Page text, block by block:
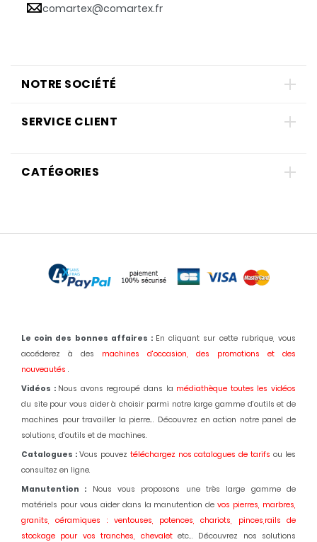
comartex@comartex.fr
NOTRE SOCIÉTÉ
SERVICE CLIENT
CATÉGORIES
Le coin des bonnes affaires : En cliquant sur cette rubrique, vous
accéderez à des machines d'occasion, des promotions et des
nouveautés .
Vidéos : Nous avons regroupé dans la médiathèque toutes les vidéos
du site pour vous aider à choisir parmi notre large gamme d'outils et de
machines pour travailler la pierre... Découvrez en action notre panel de
solutions, d'outils et de machines.
Catalogues : Vous pouvez téléchargez nos catalogues de tarifs ou les
consultez en ligne.
Manutention : Nous vous proposons une très large gamme de
matériels pour vous aider dans la manutention devos pierres, marbres,
granits, céramiques : ventouses, potences, chariots, pinces,rails de
stockage pour vos tranches, chevalet etc... Découvrez nos solutions